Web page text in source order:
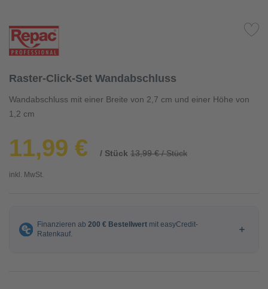
Raster-Click-Set Wandabschluss
Wandabschluss mit einer Breite von 2,7 cm und einer Höhe von
1,2 cm
11,99 € / Stück 13,99 € / Stück
inkl. MwSt.